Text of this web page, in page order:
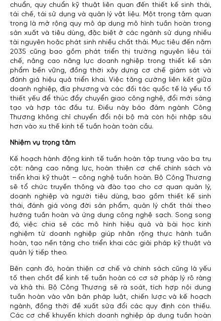
chuẩn, quy chuẩn kỹ thuật liên quan đến thiết kế sinh thái,
tái chế, tái sử dụng và quản lý vật liệu. Một trọng tâm quan
trọng là mở rộng quy mô áp dụng mô hình tuần hoàn trong
sản xuất và tiêu dùng, đặc biệt ở các ngành sử dụng nhiều
tài nguyên hoặc phát sinh nhiều chất thải. Mục tiêu đến năm
2035 cũng bao gồm phát triển thị trường nguyên liệu tái
chế, nâng cao năng lực doanh nghiệp trong thiết kế sản
phẩm bền vững, đồng thời xây dựng cơ chế giám sát và
đánh giá hiệu quả triển khai. Việc tăng cường liên kết giữa
doanh nghiệp, địa phương và các đối tác quốc tế là yếu tố
thiết yếu để thúc đẩy chuyển giao công nghệ, đổi mới sáng
tạo và hợp tác đầu tư. Điều này bảo đảm ngành Công
Thương không chỉ chuyển đổi nội bộ mà còn hội nhập sâu
hơn vào xu thế kinh tế tuần hoàn toàn cầu.
Nhiệm vụ trọng tâm
Kế hoạch hành động kinh tế tuần hoàn tập trung vào ba trụ
cột: nâng cao năng lực, hoàn thiện cơ chế chính sách và
triển khai kỹ thuật – công nghệ tuần hoàn. Bộ Công Thương
sẽ tổ chức truyền thông và đào tạo cho cơ quan quản lý,
doanh nghiệp và người tiêu dùng, bao gồm thiết kế sinh
thái, đánh giá vòng đời sản phẩm, quản lý chất thải theo
hướng tuần hoàn và ứng dụng công nghệ sạch. Song song
đó, việc chia sẻ các mô hình hiệu quả và bài học kinh
nghiệm từ doanh nghiệp giúp nhân rộng thực hành tuần
hoàn, tạo nền tảng cho triển khai các giải pháp kỹ thuật và
quản lý tiếp theo.
Bên cạnh đó, hoàn thiện cơ chế và chính sách cũng là yếu
tố then chốt để kinh tế tuần hoàn có cơ sở pháp lý rõ ràng
và khả thi. Bộ Công Thương sẽ rà soát, tích hợp nội dung
tuần hoàn vào văn bản pháp luật, chiến lược và kế hoạch
ngành, đồng thời đề xuất sửa đổi các quy định còn thiếu.
Các cơ chế khuyến khích doanh nghiệp áp dụng tuần hoàn